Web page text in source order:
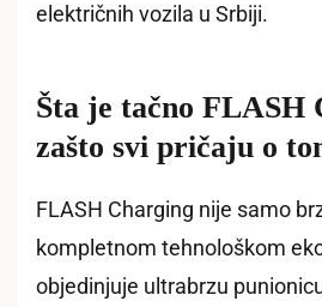
električnih vozila u Srbiji.
Šta je tačno FLASH
zašto svi pričaju o
FLASH Charging nije samo
kompletnom tehnološkom
objedinjuje ultrabrzu